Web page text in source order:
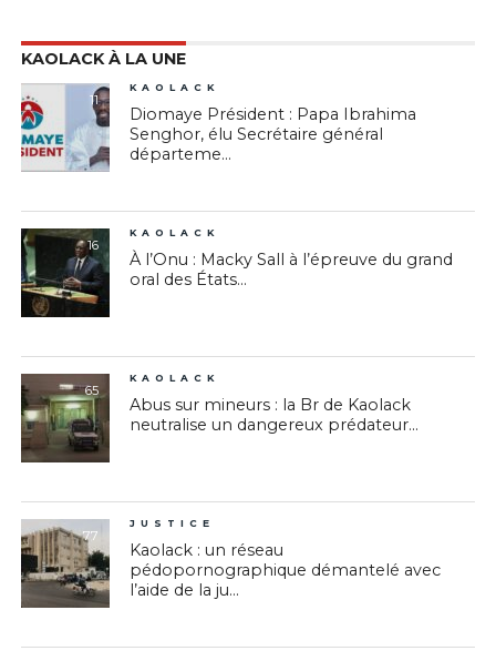
KAOLACK À LA UNE
11
KAOLACK
Diomaye Président : Papa Ibrahima
Senghor, élu Secrétaire général
départeme...
16
KAOLACK
À l’Onu : Macky Sall à l’épreuve du grand
oral des États...
65
KAOLACK
Abus sur mineurs : la Br de Kaolack
neutralise un dangereux prédateur...
77
JUSTICE
Kaolack : un réseau
pédopornographique démantelé avec
l’aide de la ju...